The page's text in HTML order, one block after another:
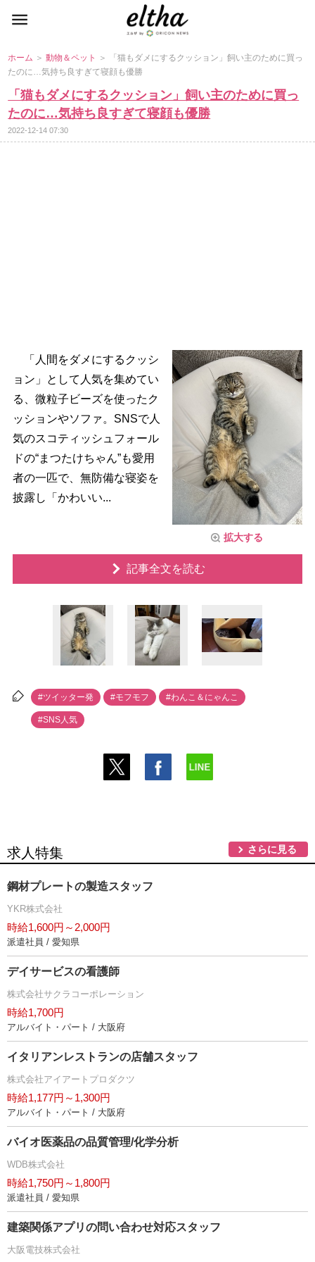
ホーム ＞動物＆ペット
＞ 「猫もダメにするクッション」飼い主のために買っ
たのに…気持ち良すぎて寝顔も優勝
「猫もダメにするクッション」飼い主のために買っ
たのに…気持ち良すぎて寝顔も優勝
2022-12-14 07:30
拡大する
「人間をダメにするクッシ
ョン」として人気を集めてい
る、微粒子ビーズを使ったク
ッションやソファ。SNSで人
気のスコティッシュフォール
ドの“まつたけちゃん”も愛用
者の一匹で、無防備な寝姿を
披露し「かわいい...
記事全文を読む
#ツイッター発 #モフモフ #わんこ＆にゃんこ
#SNS人気
求人特集 さらに見る
鋼材プレートの製造スタッフ
YKR株式会社
時給1,600円～2,000円
派遣社員 / 愛知県
デイサービスの看護師
株式会社サクラコーポレーション
時給1,700円
アルバイト・パート / 大阪府
イタリアンレストランの店舗スタッフ
株式会社アイアートプロダクツ
時給1,177円～1,300円
アルバイト・パート / 大阪府
バイオ医薬品の品質管理/化学分析
WDB株式会社
時給1,750円～1,800円
派遣社員 / 愛知県
建築関係アプリの問い合わせ対応スタッフ
大阪電技株式会社